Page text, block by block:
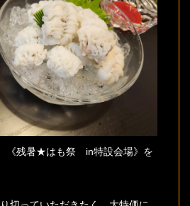
《残暑★はも祭 in特設会場》を